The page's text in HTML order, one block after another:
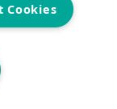
Cookies